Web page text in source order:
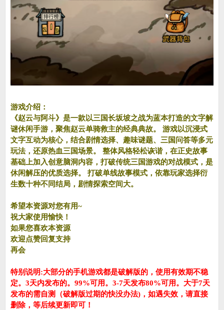
游戏介绍：
《赵云与阿斗》是一款以三国长坂坡之战为蓝本打造的文字解
谜休闲手游，聚焦赵云单骑救主的经典典故。 游戏以沉浸式
文字互动为核心，结合剧情选择、趣味谜题、三国问答等多元
玩法，还原热血三国场景。 整体风格轻松诙谐，在正史故事
基础上加入创意脑洞内容，打破传统三国游戏的对战模式，是
休闲解压的优质选择。 打破单线故事模式，依靠玩家选择衍
生数十种不同结局，剧情探索空间大。
希望本资源对您有用~
祝大家使用愉快！
如果您喜欢本资源
欢迎点赞回复支持
再会
特别说明:大部分的手机游戏都是破解版的，使用有效期不稳
定。3天内发布的。99%可用。3-7天发布80%可用。大于7天
发布的需自测（破解版过期的快没办法)，如遇失效，请直接
删除，等后续更新即可！